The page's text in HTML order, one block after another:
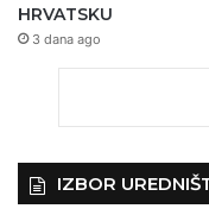
HRVATSKU
3 dana ago
IZBOR